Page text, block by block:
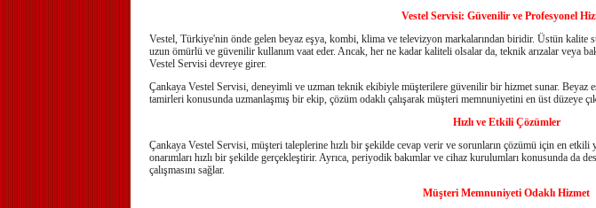
Vestel Servisi: Güvenilir ve Profesyonel
Vestel, Türkiye'nin önde gelen beyaz eşya, kombi, klima ve televizyon markalarından biridir. Üstün kalite
uzun ömürlü ve güvenilir kullanım vaat eder. Ancak, her ne kadar kaliteli olsalar da, teknik arızalar veya
Vestel Servisi devreye girer.
Çankaya Vestel Servisi, deneyimli ve uzman teknik ekibiyle müşterilere güvenilir bir hizmet sunar. Beyaz
tamirleri konusunda uzmanlaşmış bir ekip, çözüm odaklı çalışarak müşteri memnuniyetini en üst düzeye
Hızlı ve Etkili Çözümler
Çankaya Vestel Servisi, müşteri taleplerine hızlı bir şekilde cevap verir ve sorunların çözümü için en
onarımları hızlı bir şekilde gerçekleştirir. Ayrıca, periyodik bakımlar ve cihaz kurulumları konusunda da
çalışmasını sağlar.
Müşteri Memnuniyeti Odaklı Hizmet